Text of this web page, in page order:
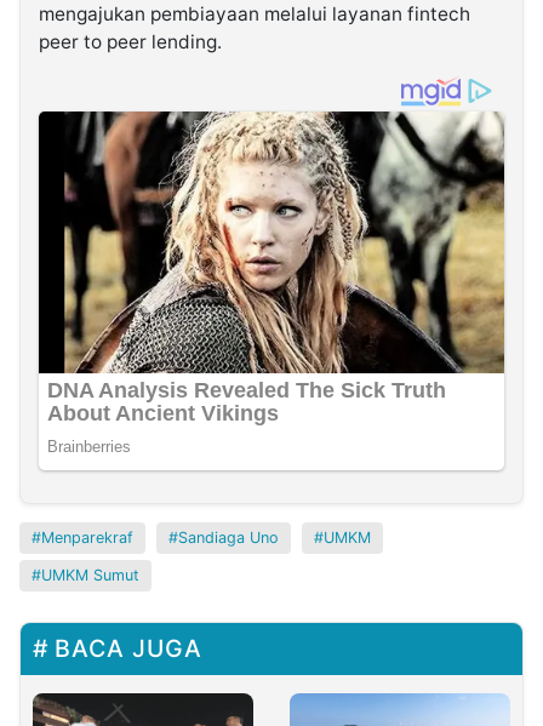
mengajukan pembiayaan melalui layanan fintech
peer to peer lending.
Menparekraf Sandiaga Uno UMKM
UMKM Sumut
BACA JUGA